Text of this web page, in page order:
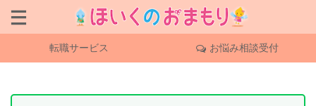
転職サービス お悩み相談受付